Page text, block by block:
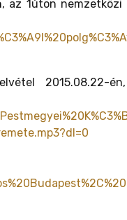
az 1úton nemzetközi
2015.08.22-